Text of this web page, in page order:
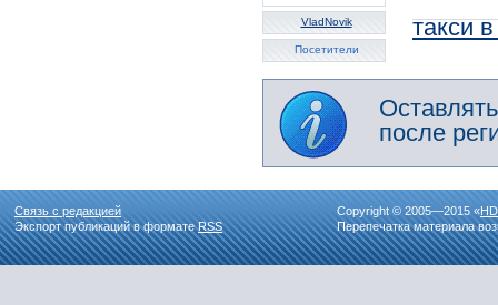
VladNovik
Посетители
такси
после
Связь с редакцией
Экспорт публикаций в форматеRSS
Copyright © 2005—2015 «
Перепечатка материала